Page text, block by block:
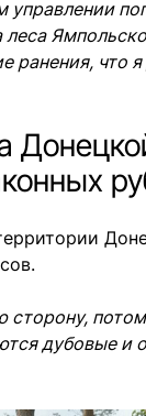
управлении
ранения, что
дубовые и